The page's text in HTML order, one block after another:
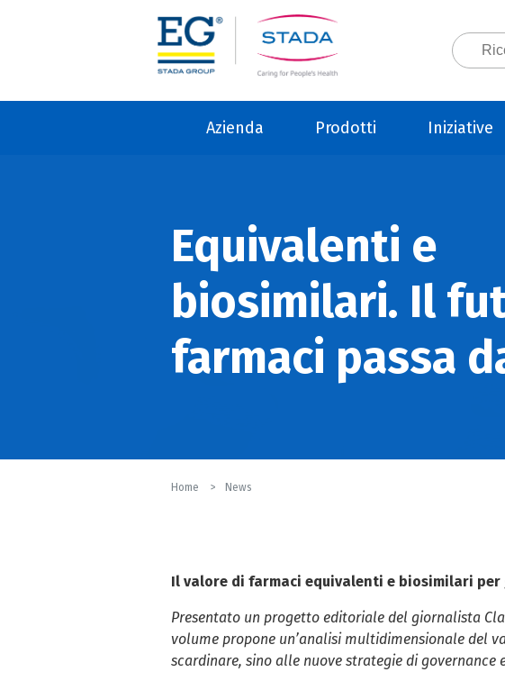
Azienda Prodotti Iniziative
Equivalenti e
biosimilari. Il
farmaci passa
Home News
Il valore di farmaci equivalenti e biosimilari
Presentato un progetto editoriale del giornalista
volume propone un’analisi multidimensionale del
scardinare, sino alle nuove strategie di